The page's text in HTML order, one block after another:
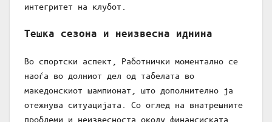
интегритет на клубот.
Тешка сезона и неизвесна иднина
Во спортски аспект, Работнички моментално се
наоѓа во долниот дел од табелата во
македонскиот шампионат, што дополнително ја
отежнува ситуацијата. Со оглед на внатрешните
проблеми и неизвесноста околу финансиската